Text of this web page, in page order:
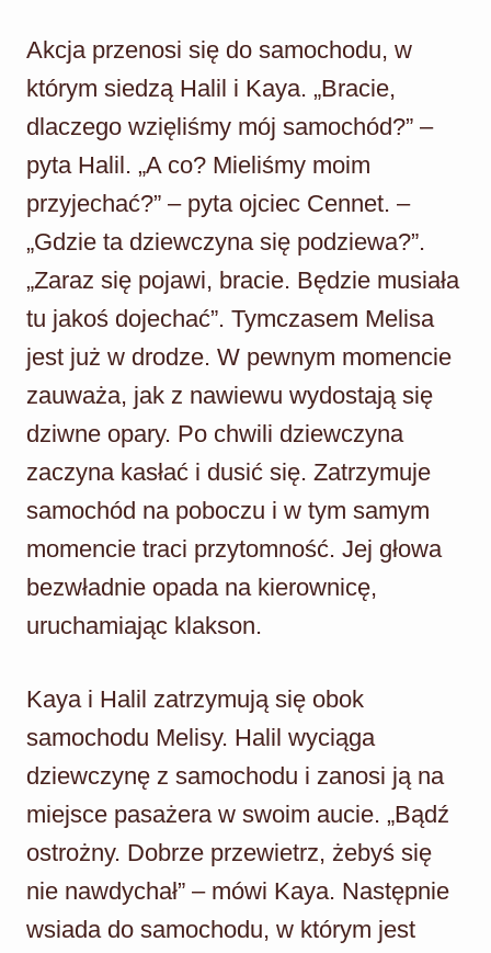
Akcja przenosi się do samochodu, w
którym siedzą Halil i Kaya. „Bracie,
dlaczego wzięliśmy mój samochód?” –
pyta Halil. „A co? Mieliśmy moim
przyjechać?” – pyta ojciec Cennet. –
„Gdzie ta dziewczyna się podziewa?”.
„Zaraz się pojawi, bracie. Będzie musiała
tu jakoś dojechać”. Tymczasem Melisa
jest już w drodze. W pewnym momencie
zauważa, jak z nawiewu wydostają się
dziwne opary. Po chwili dziewczyna
zaczyna kasłać i dusić się. Zatrzymuje
samochód na poboczu i w tym samym
momencie traci przytomność. Jej głowa
bezwładnie opada na kierownicę,
uruchamiając klakson.
Kaya i Halil zatrzymują się obok
samochodu Melisy. Halil wyciąga
dziewczynę z samochodu i zanosi ją na
miejsce pasażera w swoim aucie. „Bądź
ostrożny. Dobrze przewietrz, żebyś się
nie nawdychał” – mówi Kaya. Następnie
wsiada do samochodu, w którym jest